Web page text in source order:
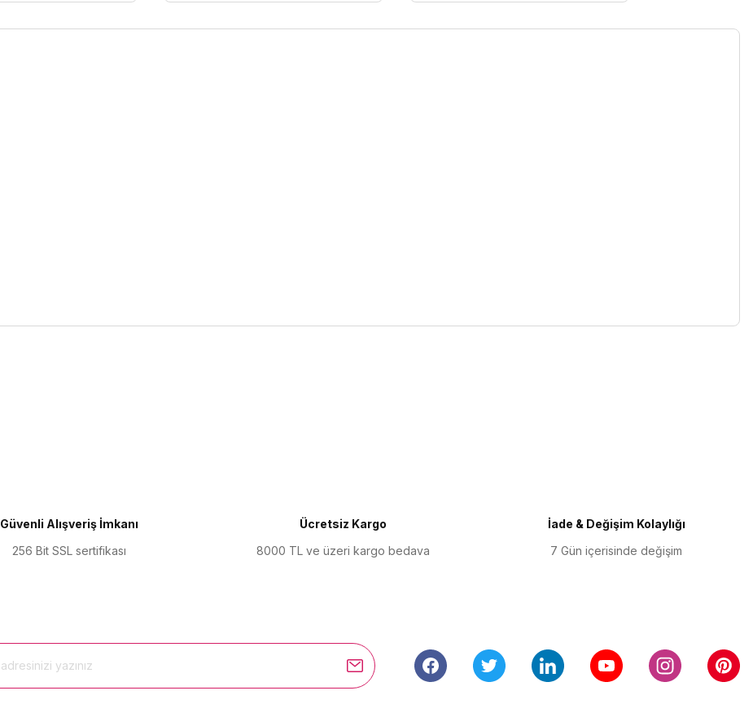
Gönder
Güvenli Alışveriş İmkanı
256 Bit SSL sertifikası
Ücretsiz Kargo
8000 TL ve üzeri kargo bedava
İade & Değişim Kolaylığı
7 Gün içerisinde değişim